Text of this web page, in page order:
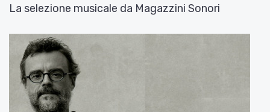
La selezione musicale da Magazzini Sonori